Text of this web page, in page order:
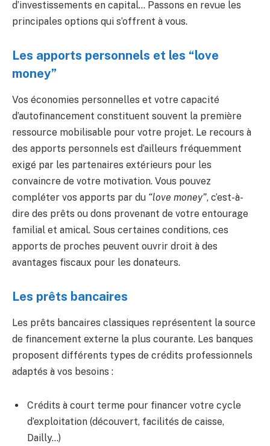
d’investissements en capital… Passons en revue les
principales options qui s’offrent à vous.
Les apports personnels et les “love
money”
Vos économies personnelles et votre capacité
d’autofinancement constituent souvent la première
ressource mobilisable pour votre projet. Le recours à
des apports personnels est d’ailleurs fréquemment
exigé par les partenaires extérieurs pour les
convaincre de votre motivation. Vous pouvez
compléter vos apports par du “love money”, c’est-à-
dire des prêts ou dons provenant de votre entourage
familial et amical. Sous certaines conditions, ces
apports de proches peuvent ouvrir droit à des
avantages fiscaux pour les donateurs.
Les prêts bancaires
Les prêts bancaires classiques représentent la source
de financement externe la plus courante. Les banques
proposent différents types de crédits professionnels
adaptés à vos besoins :
Crédits à court terme pour financer votre cycle
d’exploitation (découvert, facilités de caisse,
Dailly…)